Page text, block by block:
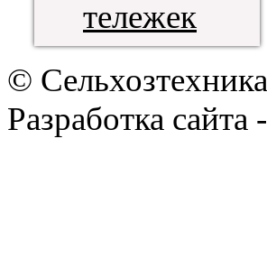
тележек
© Сельхозтехника
Разработка